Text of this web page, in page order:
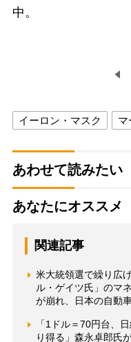
中。
イーロン・マスク マ
あわせて読みたい
あなたにオススメ
関連記事
米大統領選で繰り広
ル・ゲイツ氏」のマ
が崩れ、日本の自動
「1ドル＝70円台、
り得る」森永卓郎氏